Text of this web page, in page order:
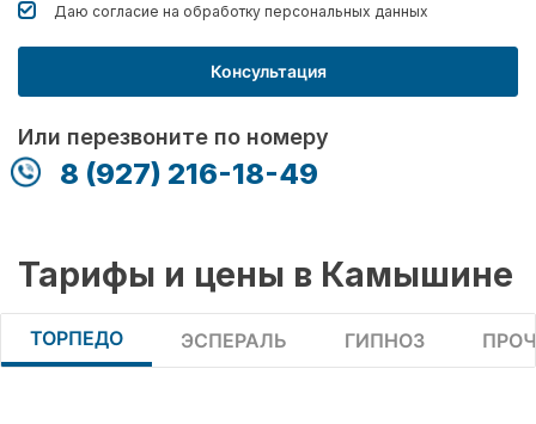
Даю согласие на обработку персональных данных
Консультация
Или перезвоните по номеру
8 (927) 216-18-49
Тарифы и цены в Камышине
ТОРПЕДО ЭСПЕРАЛЬ ГИПНОЗ